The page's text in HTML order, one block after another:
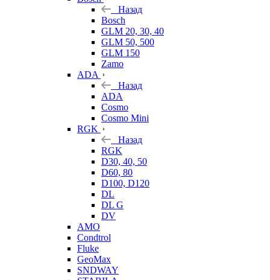
Назад
Bosch
GLM 20, 30, 40
GLM 50, 500
GLM 150
Zamo
ADA
Назад
ADA
Cosmo
Cosmo Mini
RGK
Назад
RGK
D30, 40, 50
D60, 80
D100, D120
DL
DL G
DV
AMO
Condtrol
Fluke
GeoMax
SNDWAY